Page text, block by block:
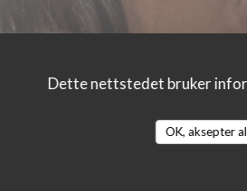
Dette nettstedet bruker
OK, aksepter